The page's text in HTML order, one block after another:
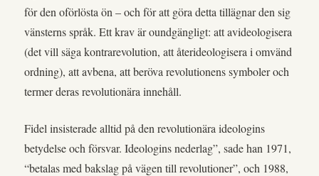
för den oförlösta ön – och för att göra detta tillägnar den sig
vänsterns språk. Ett krav är oundgängligt: att avideologisera
(det vill säga kontrarevolution, att återideologisera i omvänd
ordning), att avbena, att beröva revolutionens symboler och
termer deras revolutionära innehåll.
Fidel insisterade alltid på den revolutionära ideologins
betydelse och försvar. Ideologins nederlag”, sade han 1971,
“betalas med bakslag på vägen till revolutioner”, och 1988,